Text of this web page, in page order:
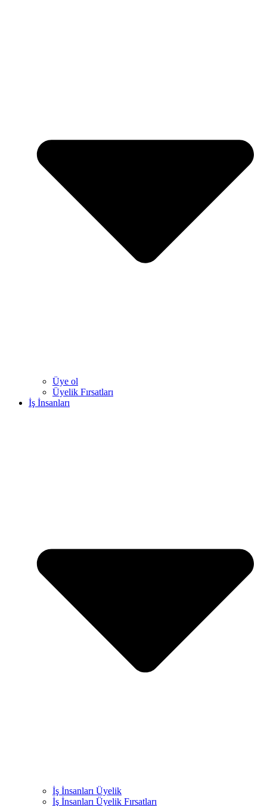
Üye ol
Üyelik Fırsatları
İş İnsanları
İş İnsanları Üyelik
İş İnsanları Üyelik Fırsatları